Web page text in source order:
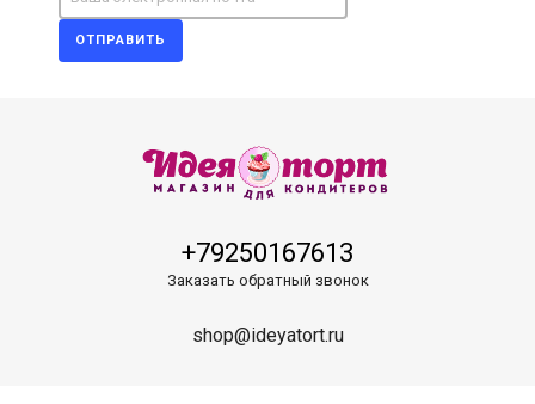
ОТПРАВИТЬ
+79250167613
Заказать обратный звонок
shop@ideyatort.ru